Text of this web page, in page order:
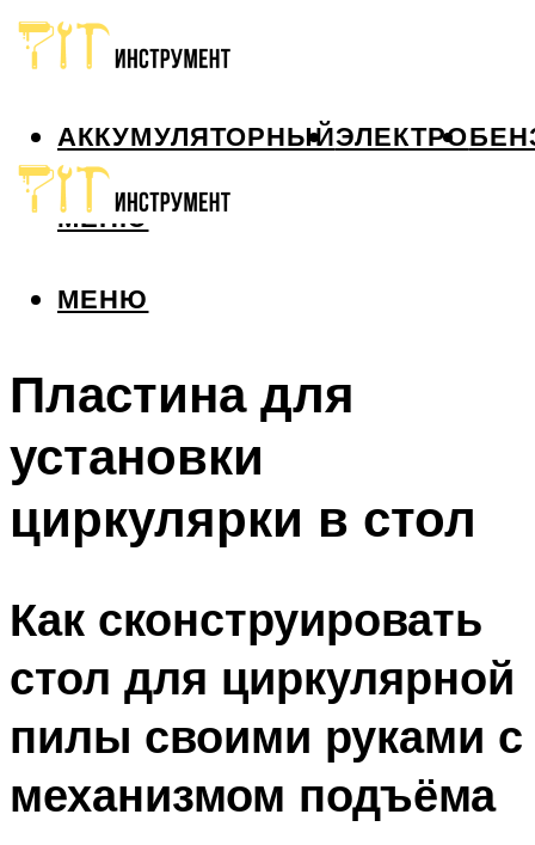
АККУМУЛЯТОРНЫЙЭЛЕКТРО
МЕНЮ
МЕНЮ
Пластина для
установки
циркулярки в стол
Как сконструировать
стол для циркулярной
пилы своими руками с
механизмом подъёма